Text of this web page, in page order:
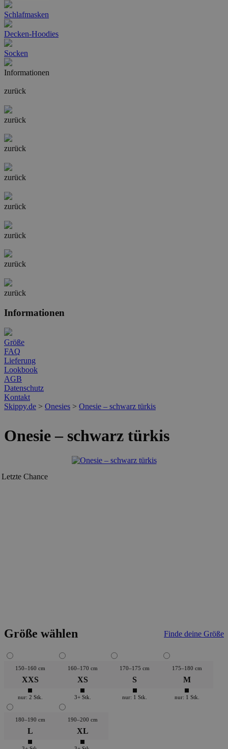
Schlafmasken
Decken-Hoodies
Socken
Informationen
zurück
zurück
zurück
zurück
zurück
zurück
zurück
zurück
Informationen
Größe
FAQ
Lieferung
Lookbook
AGB
Datenschutz
Kontakt
Skippy.de > Onesies > Onesie – schwarz türkis
Letzte Chance
Onesie – schwarz türkis
Größe wählen Finde deine Größe
150–160 cm
XXS
nur: 2 Stk.
160–170 cm
XS
3+ Stk.
170–175 cm
S
nur: 1 Stk.
175–180 cm
M
nur: 1 Stk.
180–190 cm
L
190–200 cm
XL